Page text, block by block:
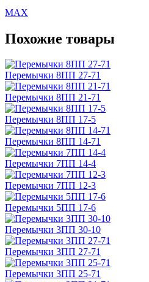
MAX
Похожие товары
Перемычки 8ПП 27-71
Перемычки 8ПП 21-71
Перемычки 8ПП 17-5
Перемычки 8ПП 14-71
Перемычки 7ПП 14-4
Перемычки 7ПП 12-3
Перемычки 5ПП 17-6
Перемычки 3ПП 30-10
Перемычки 3ПП 27-71
Перемычки 3ПП 25-71